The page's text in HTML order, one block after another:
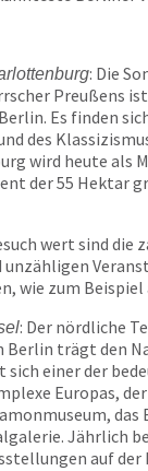
: Die
Preußens
Es finden
des
wird heute als
der 55 Hektar
wert sind die
wie zum Beispiel
: Der nördliche
Berlin trägt den
sich einer der
Europas,
das
Jährlich
auf der